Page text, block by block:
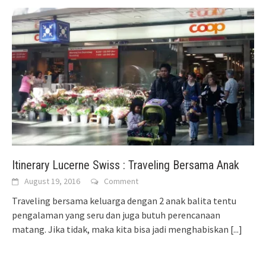
Itinerary Lucerne Swiss : Traveling Bersama Anak
August 19, 2016 Comment
Traveling bersama keluarga dengan 2 anak balita tentu
pengalaman yang seru dan juga butuh perencanaan
matang. Jika tidak, maka kita bisa jadi menghabiskan [...]